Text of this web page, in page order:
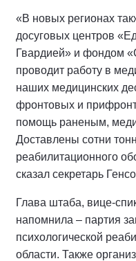
«В новых регионах
досуговых центров
Гвардией» и фондом
проводит работу в
наших медицинских
фронтовых и
помощь раненым,
Доставлены сотни
реабилитационного
сказал секретарь
Глава штаба, вице-
напомнила – партия
психологической
области. Также